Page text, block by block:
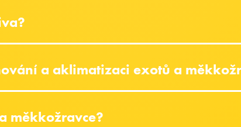
a aklimatizaci exotů a
měkkožravce?